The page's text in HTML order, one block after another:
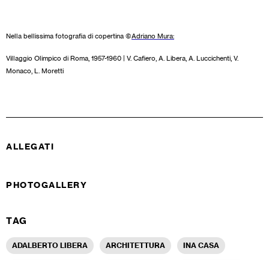
Nella bellissima fotografia di copertina ©Adriano Mura:
Villaggio Olimpico di Roma, 1957-1960 | V. Cafiero, A. Libera, A. Luccichenti, V.
Monaco, L. Moretti
ALLEGATI
PHOTOGALLERY
TAG
ADALBERTO LIBERA ARCHITETTURA INA CASA